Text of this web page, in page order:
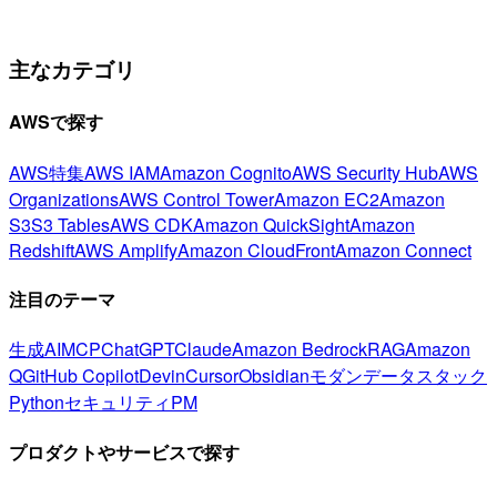
主なカテゴリ
AWSで探す
AWS特集AWS IAMAmazon CognitoAWS Security HubAWS
OrganizationsAWS Control TowerAmazon EC2Amazon
S3S3 TablesAWS CDKAmazon QuickSightAmazon
RedshiftAWS AmplifyAmazon CloudFrontAmazon Connect
注目のテーマ
生成AIMCPChatGPTClaudeAmazon BedrockRAGAmazon
QGitHub CopilotDevinCursorObsidianモダンデータスタック
PythonセキュリティPM
プロダクトやサービスで探す